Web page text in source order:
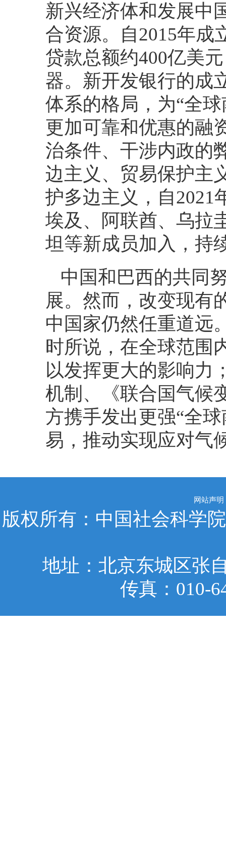
新兴经济体和发展中
合资源。自2015年成
贷款总额约400亿美
器。新开发银行的成
体系的格局，为“全
更加可靠和优惠的融
治条件、干涉内政的
边主义、贸易保护主
护多边主义，自2021
埃及、阿联酋、乌拉
坦等新成员加入，持
中国和巴西的共同
展。然而，改变现有
中国家仍然任重道远
时所说，在全球范围
以发挥更大的影响力
机制、《联合国气候
方携手发出更强“全
易，推动实现应对气
网站声明
版权所有：中国社会科学
地址：北京东城区张
传真：010-